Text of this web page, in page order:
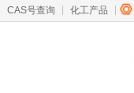
CAS号查询 化工产品